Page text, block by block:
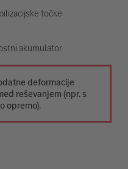
točke
akumulator
deformacije
reševanjem (npr. s
opremo).